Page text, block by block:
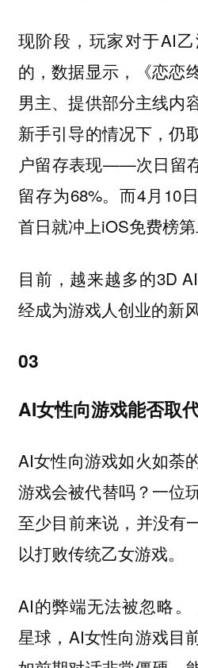
现阶段，玩家对于AI
的，数据显示，《恋恋
男主、提供部分主线内
新手引导的情况下，仍
户留存表现——次日留
留存为68%。而4月10
首日就冲上iOS免费榜第
目前，越来越多的3D
经成为游戏人创业的新风
03
AI女性向游戏能否取
AI女性向游戏如火如荼
游戏会被代替吗？一位
至少目前来说，并没有
以打败传统乙女游戏。
AI的弊端无法被忽略。
星球，AI女性向游戏目